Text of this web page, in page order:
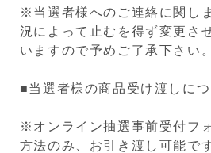
※当選者様へのご連絡に関し
況によって止むを得ず変更さ
いますので予めご了承下さい。
■当選者様の商品受け渡しに
※オンライン抽選事前受付フ
方法のみ、お引き渡し可能で